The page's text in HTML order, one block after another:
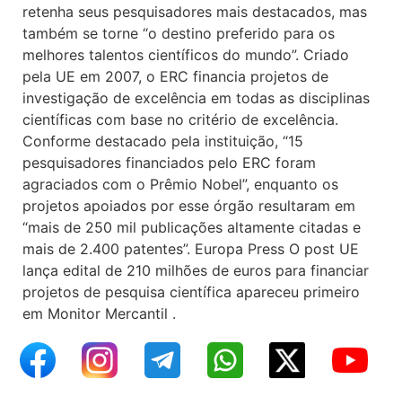
retenha seus pesquisadores mais destacados, mas
também se torne “o destino preferido para os
melhores talentos científicos do mundo”. Criado
pela UE em 2007, o ERC financia projetos de
investigação de excelência em todas as disciplinas
científicas com base no critério de excelência.
Conforme destacado pela instituição, “15
pesquisadores financiados pelo ERC foram
agraciados com o Prêmio Nobel”, enquanto os
projetos apoiados por esse órgão resultaram em
“mais de 250 mil publicações altamente citadas e
mais de 2.400 patentes”. Europa Press O post UE
lança edital de 210 milhões de euros para financiar
projetos de pesquisa científica apareceu primeiro
em Monitor Mercantil .